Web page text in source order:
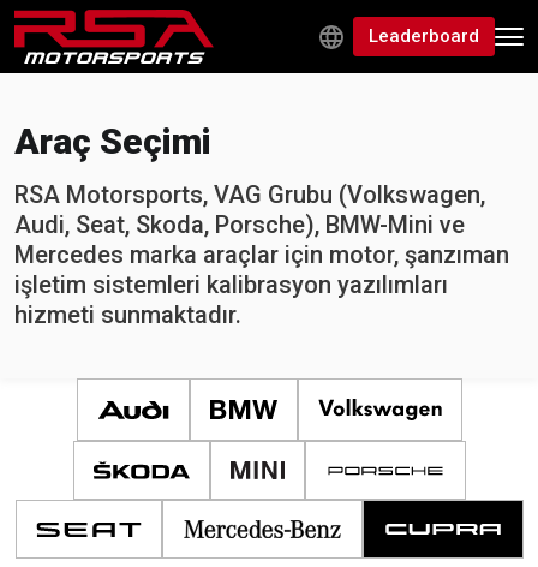
Leaderboard
Araç Seçimi
RSA Motorsports, VAG Grubu (Volkswagen,
Audi, Seat, Skoda, Porsche), BMW-Mini ve
Mercedes marka araçlar için motor, şanzıman
işletim sistemleri kalibrasyon yazılımları
hizmeti sunmaktadır.